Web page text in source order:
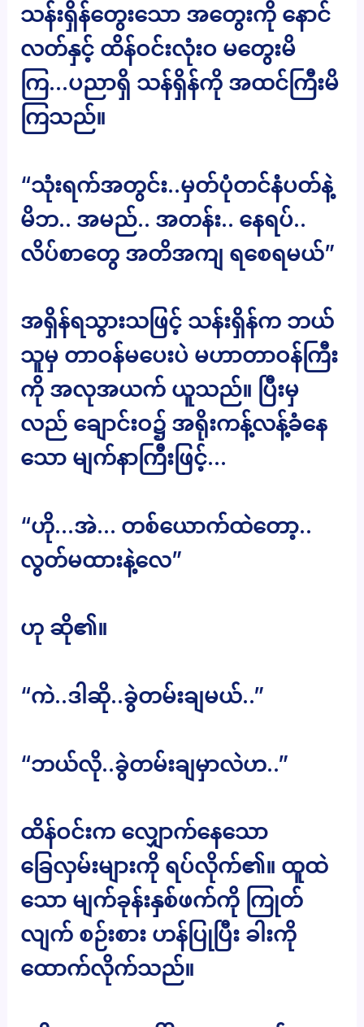
သန်းရှိန်တွေးသော အတွေးကို နောင်
လတ်နှင့် ထိန်ဝင်းလုံးဝ မတွေးမိ
ကြ…ပညာရှိ သန်ရှိန်ကို အထင်ကြီးမိ
ကြသည်။
“သုံးရက်အတွင်း..မှတ်ပုံတင်နံပတ်နဲ့
မိဘ.. အမည်.. အတန်း.. နေရပ်..
လိပ်စာတွေ အတိအကျ ရစေရမယ်”
အရှိန်ရသွားသဖြင့် သန်းရှိန်က ဘယ်
သူမှ တာဝန်မပေးပဲ မဟာတာဝန်ကြီး
ကို အလုအယက် ယူသည်။ ပြီးမှ
လည် ချောင်းဝ၌ အရိုးကန့်လန့်ခံနေ
သော မျက်နာကြီးဖြင့်…
“ဟို…အဲ… တစ်ယောက်ထဲတော့..
လွတ်မထားနဲ့လေ”
ဟု ဆို၏။
“ကဲ..ဒါဆို..ခွဲတမ်းချမယ်..”
“ဘယ်လို..ခွဲတမ်းချမှာလဲဟ..”
ထိန်ဝင်းက လျှောက်နေသော
ခြေလှမ်းများကို ရပ်လိုက်၏။ ထူထဲ
သော မျက်ခုန်းနှစ်ဖက်ကို ကြုတ်
လျက် စဉ်းစား ဟန်ပြုပြီး ခါးကို
ထောက်လိုက်သည်။